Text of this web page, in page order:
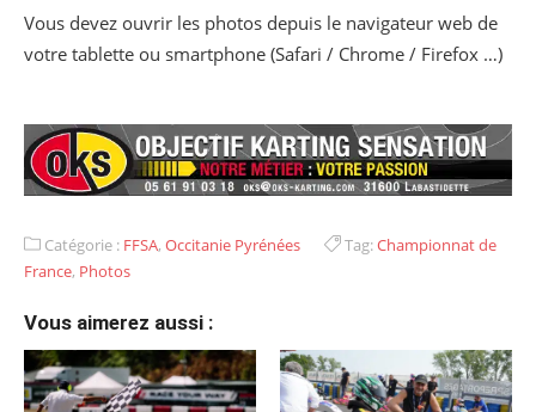
Vous devez ouvrir les photos depuis le navigateur web de
votre tablette ou smartphone (Safari / Chrome / Firefox …)
Catégorie : FFSA, Occitanie Pyrénées Tag:Championnat de
France, Photos
Vous aimerez aussi :